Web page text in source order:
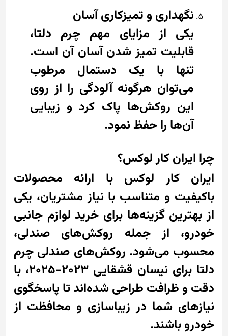
نگهداری و تمیزکاری آسان
یکی از مزایای مهم چرم دلتا،
قابلیت تمیز شدن آسان آن است.
تنها با یک دستمال مرطوب
می‌توان هرگونه آلودگی را از روی
این روکش‌ها پاک کرد و زیبایی
آن‌ها را حفظ نمود.
چرا ایران کار لوکس؟
ایران کار لوکس با ارائه محصولات
باکیفیت و متناسب با نیاز مشتریان، یکی
از بهترین گزینه‌ها برای خرید لوازم جانبی
خودرو، از جمله روکش‌های صندلی،
محسوب می‌شود. روکش‌های صندلی چرم
دلتا برای نیسان قشقایی 2023-2025، با
دقت و ظرافت طراحی شده‌اند تا پاسخگوی
نیازهای شما در زیباسازی و محافظت از
خودرو باشند.